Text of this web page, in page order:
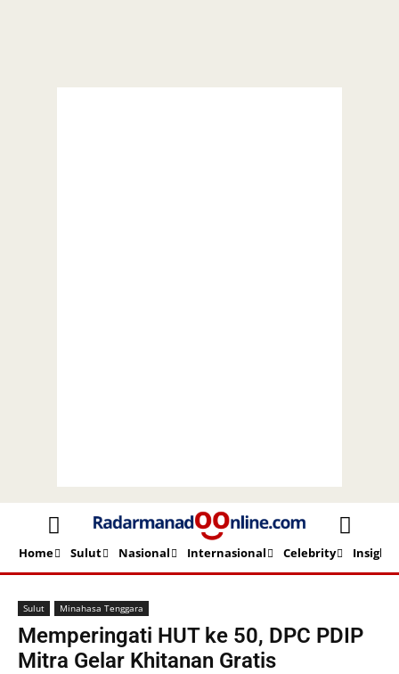
Home Sulut Nasional Internasional Celebrity Insight
Beranda Sulut Minahasa Tenggara
Sulut Minahasa Tenggara
Memperingati HUT ke 50, DPC PDIP
Mitra Gelar Khitanan Gratis